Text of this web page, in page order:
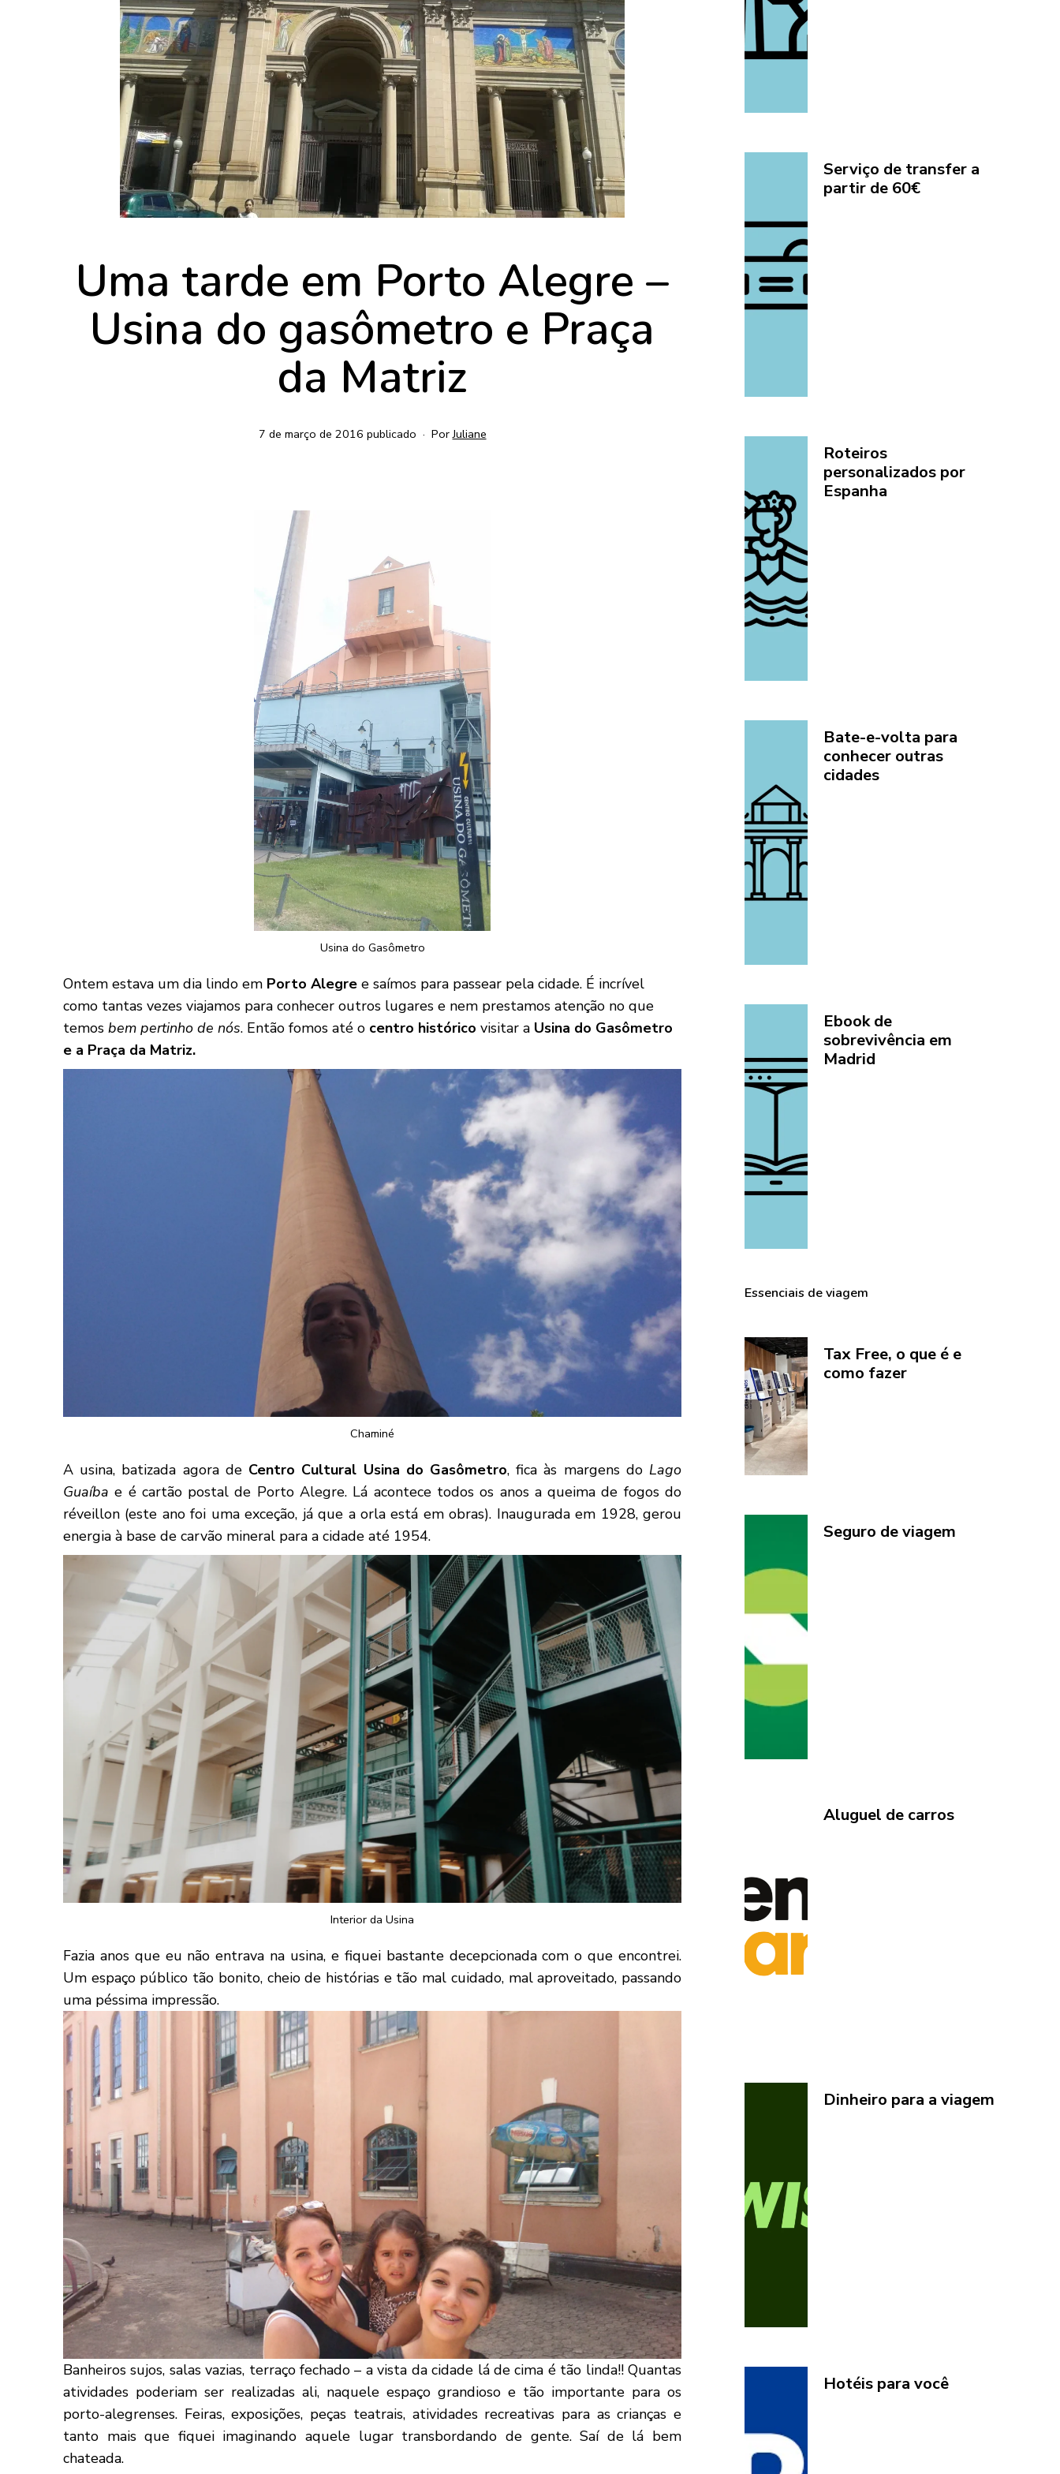
Uma tarde em Porto Alegre –
Usina do gasômetro e Praça
da Matriz
7 de março de 2016 publicado PorJuliane
Usina do Gasômetro
Ontem estava um dia lindo em Porto Alegre e saímos para passear pela cidade. É incrível
como tantas vezes viajamos para conhecer outros lugares e nem prestamos atenção no que
temos bem pertinho de nós. Então fomos até o centro histórico visitar a Usina do Gasômetro
e a Praça da Matriz.
Chaminé
A usina, batizada agora de Centro Cultural Usina do Gasômetro, fica às margens do Lago
Guaíba e é cartão postal de Porto Alegre. Lá acontece todos os anos a queima de fogos do
réveillon (este ano foi uma exceção, já que a orla está em obras). Inaugurada em 1928, gerou
energia à base de carvão mineral para a cidade até 1954.
Interior da Usina
Fazia anos que eu não entrava na usina, e fiquei bastante decepcionada com o que encontrei.
Um espaço público tão bonito, cheio de histórias e tão mal cuidado, mal aproveitado, passando
uma péssima impressão.
Banheiros sujos, salas vazias, terraço fechado – a vista da cidade lá de cima é tão linda!! Quantas
atividades poderiam ser realizadas ali, naquele espaço grandioso e tão importante para os
porto-alegrenses. Feiras, exposições, peças teatrais, atividades recreativas para as crianças e
tanto mais que fiquei imaginando aquele lugar transbordando de gente. Saí de lá bem
chateada.
Serviço de transfer a
partir de 60€
Roteiros
personalizados por
Espanha
Bate-e-volta para
conhecer outras
cidades
Ebook de
sobrevivência em
Madrid
Essenciais de viagem
Tax Free, o que é e
como fazer
Seguro de viagem
Aluguel de carros
Dinheiro para a viagem
Hotéis para você